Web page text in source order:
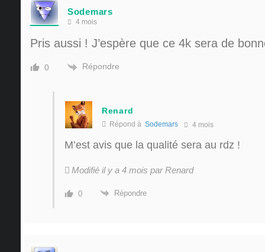
Sodemars
4 mois
Pris aussi ! J’espère que ce 4k sera de
0 Répondre
Renard
Répond à Sodemars 4 mois
M’est avis que la qualité sera au rdz !
Modifié il y a 4 mois par Renard
0 Répondre